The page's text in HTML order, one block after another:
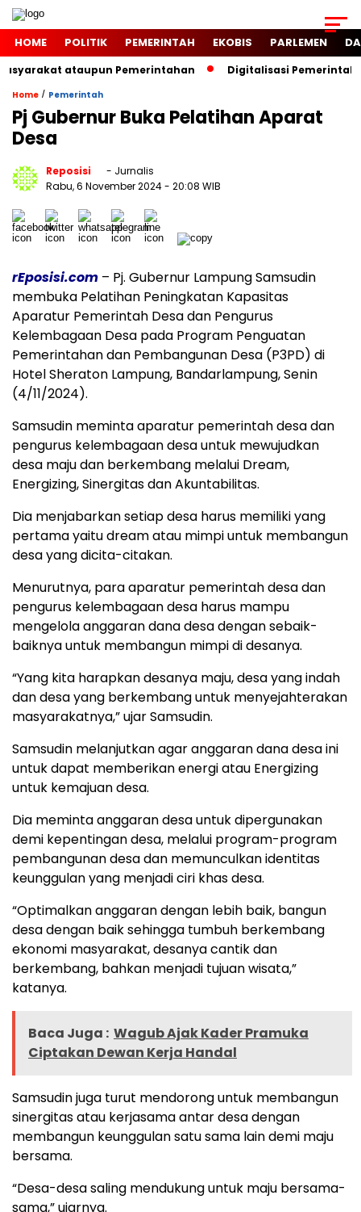
HOME POLITIK PEMERINTAH EKOBIS PARLEMEN
ataupun Pemerintahan Digitalisasi
Home / Pemerintah
Pj Gubernur Buka Pelatihan Aparat
Desa
Reposisi
- Jurnalis
Rabu, 6 November 2024- 20:08 WIB
rEposisi.com – Pj. Gubernur Lampung Samsudin
membuka Pelatihan Peningkatan Kapasitas
Aparatur Pemerintah Desa dan Pengurus
Kelembagaan Desa pada Program Penguatan
Pemerintahan dan Pembangunan Desa (P3PD) di
Hotel Sheraton Lampung, Bandarlampung, Senin
(4/11/2024).
Samsudin meminta aparatur pemerintah desa dan
pengurus kelembagaan desa untuk mewujudkan
desa maju dan berkembang melalui Dream,
Energizing, Sinergitas dan Akuntabilitas.
Dia menjabarkan setiap desa harus memiliki yang
pertama yaitu dream atau mimpi untuk membangun
desa yang dicita-citakan.
Menurutnya, para aparatur pemerintah desa dan
pengurus kelembagaan desa harus mampu
mengelola anggaran dana desa dengan sebaik-
baiknya untuk membangun mimpi di desanya.
“Yang kita harapkan desanya maju, desa yang indah
dan desa yang berkembang untuk menyejahterakan
masyarakatnya,” ujar Samsudin.
Samsudin melanjutkan agar anggaran dana desa ini
untuk dapat memberikan energi atau Energizing
untuk kemajuan desa.
Dia meminta anggaran desa untuk dipergunakan
demi kepentingan desa, melalui program-program
pembangunan desa dan memunculkan identitas
keunggulan yang menjadi ciri khas desa.
“Optimalkan anggaran dengan lebih baik, bangun
desa dengan baik sehingga tumbuh berkembang
ekonomi masyarakat, desanya cantik dan
berkembang, bahkan menjadi tujuan wisata,”
katanya.
Baca Juga : Wagub Ajak Kader Pramuka
Ciptakan Dewan Kerja Handal
Samsudin juga turut mendorong untuk membangun
sinergitas atau kerjasama antar desa dengan
membangun keunggulan satu sama lain demi maju
bersama.
“Desa-desa saling mendukung untuk maju bersama-
sama,” ujarnya.